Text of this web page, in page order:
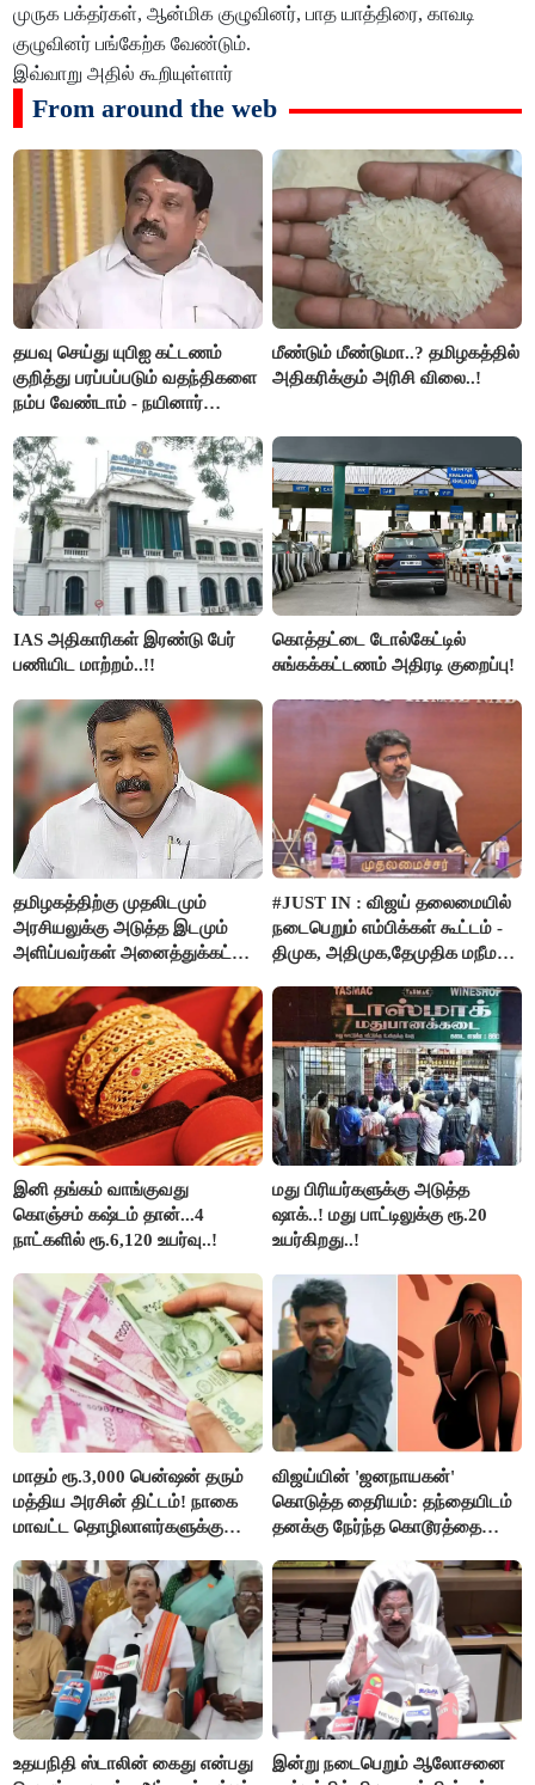
முருக பக்தர்கள், ஆன்மிக குழுவினர், பாத யாத்திரை, காவடி
குழுவினர் பங்கேற்க வேண்டும்.
இவ்வாறு அதில் கூறியுள்ளார்
From around the web
தயவு செய்து யுபிஐ கட்டணம்
குறித்து பரப்பப்படும் வதந்திகளை
நம்ப வேண்டாம் - நயினார்
மீண்டும் மீண்டுமா..? தமிழகத்தில்
அதிகரிக்கும் அரிசி விலை..!
IAS அதிகாரிகள் இரண்டு பேர்
பணியிட மாற்றம்..!!
கொத்தட்டை டோல்கேட்டில்
சுங்கக்கட்டணம் அதிரடி குறைப்பு!
தமிழகத்திற்கு முதலிடமும்
அரசியலுக்கு அடுத்த இடமும்
அளிப்பவர்கள் அனைத்துக்கட்சி
பங்கேற்பார்கள் - மாணிக்கம்
தாகூர்..!!
#JUST IN : விஜய் தலைமையில்
நடைபெறும் எம்பிக்கள் கூட்டம் -
திமுக, அதிமுக,தேமுதிக மநீம
இனி தங்கம் வாங்குவது
கொஞ்சம் கஷ்டம் தான்...4
நாட்களில் ரூ.6,120 உயர்வு..!
மது பிரியர்களுக்கு அடுத்த
ஷாக்..! மது பாட்டிலுக்கு ரூ.20
உயர்கிறது..!
மாதம் ரூ.3,000 பென்ஷன் தரும்
மத்திய அரசின் திட்டம்! நாகை
மாவட்ட தொழிலாளர்களுக்கு
செய்தி!
விஜய்யின் 'ஜனநாயகன்'
கொடுத்த தைரியம்: தந்தையிடம்
தனக்கு நேர்ந்த கொடூரத்தை
உதயநிதி ஸ்டாலின் கைது என்பது
இன்று நடைபெறும் ஆலோசனை